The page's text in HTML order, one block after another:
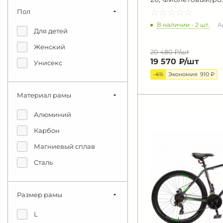
☆ ☆ ☆ ☆ ☆
★ ★ ★ ★ ★
В наличии - 2 шт.
20 480 ₽/шт
19 570 ₽/шт
-4% Экономия 910 ₽
Пол
Для детей
Женский
Унисекс
Материал рамы
Алюминий
Карбон
Магниевый сплав
Сталь
Размер рамы
L